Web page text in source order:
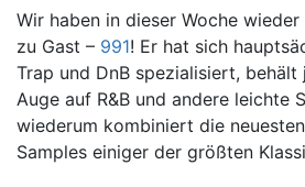
Wir haben in dieser Woche
zu Gast – 991! Er hat sich
Trap und DnB spezialisiert, behält
Auge auf R&B und andere leichte
wiederum kombiniert die
Samples einiger der größten